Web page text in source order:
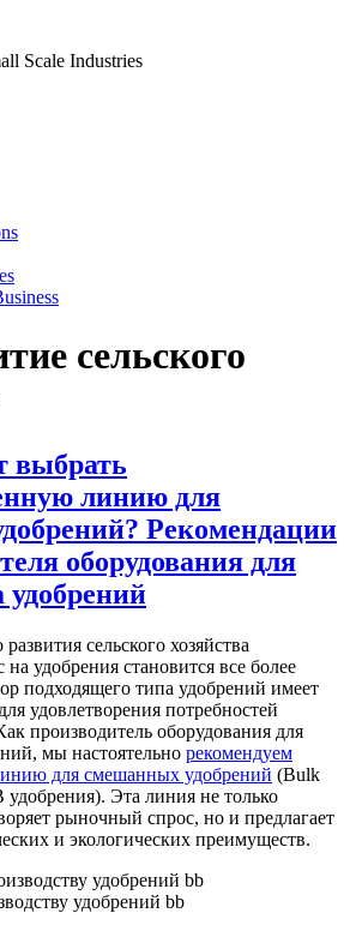
Scale Industries
сельского
выбрать
линию для
Рекомендации
оборудования для
удобрений
сельского хозяйства
удобрения становится все более
подходящего типа удобрений имеет
удовлетворения потребностей
производитель оборудования для
мы настоятельно рекомендуем
для смешанных удобрений (Bulk
Эта линия не только
рыночный спрос, но и предлагает
и экологических преимуществ.
удобрений bb